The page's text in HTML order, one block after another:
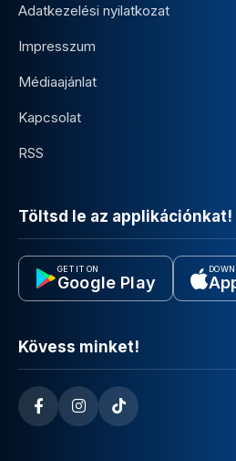
Adatkezelési nyilatkozat
Impresszum
Médiaajánlat
Kapcsolat
RSS
Töltsd le az applikációnkat!
GET IT ON
Google Play
Kövess minket!